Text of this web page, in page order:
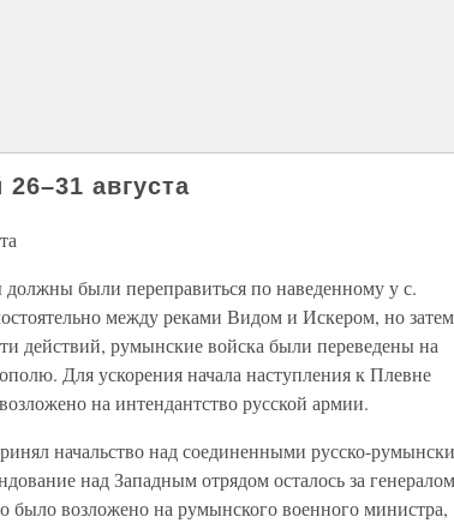
августа
были переправиться по наведенному у с.
между реками Видом и Искером, но
действий, румынские войска были переведены на
Для ускорения начала наступления к Плевне
на интендантство русской армии.
начальство над соединенными русско-
над Западным отрядом осталось за генералом
возложено на румынского военного министра,